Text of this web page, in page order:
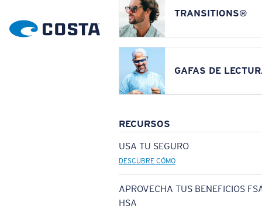
TRANSITIONS®
GAFAS DE
RECURSOS
USA TU SEGURO
DESCUBRE CÓMO
APROVECHA TUS BENEFICIOS
HSA